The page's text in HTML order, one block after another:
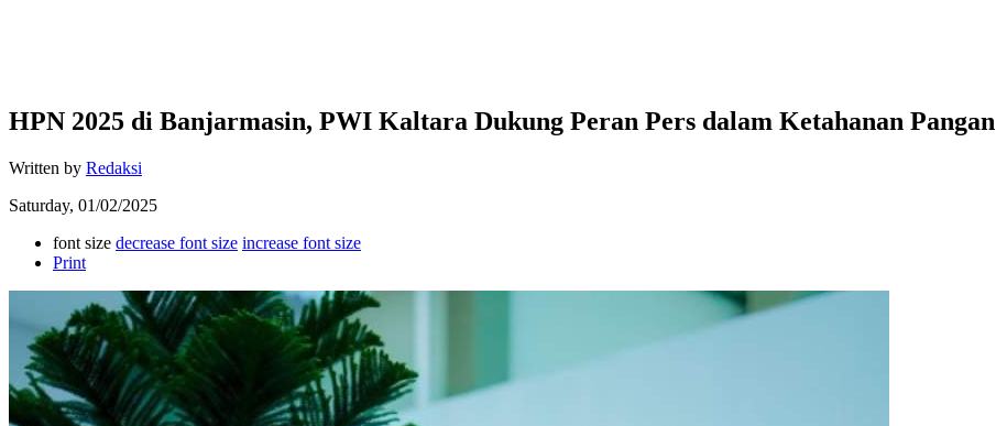
HPN 2025 di Banjarmasin, PWI Kaltara Dukung Peran Pers dalam Ketahanan Pangan
Written by Redaksi
Saturday, 01/02/2025
font size decrease font size increase font size
Print